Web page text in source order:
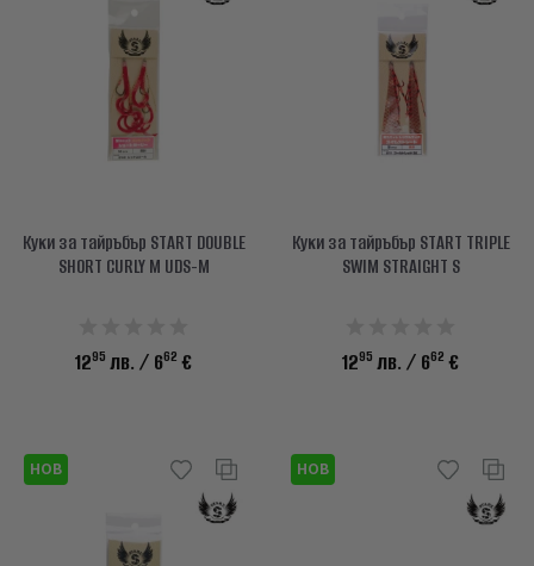
Куки за тайръбър START DOUBLE
SHORT CURLY M UDS-M
1295 лв. / 662 €
Куки за тайръбър START TRIPLE
SWIM STRAIGHT S
1295 лв. / 662 €
НОВ НОВ